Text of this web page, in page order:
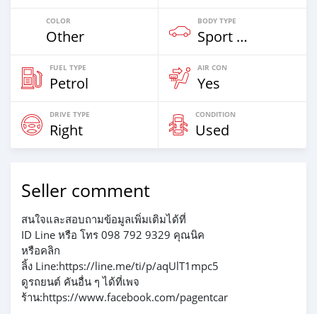
COLOR
Other
BODY TYPE
Sport Car
FUEL TYPE
Petrol
AIR CON
Yes
DRIVE TYPE
Right
CONDITION
Used
Seller comment
สนใจและสอบถามข้อมูลเพิ่มเติมได้ที่
ID Line หรือ โทร 098 792 9329 คุณนิค
หรือคลิก
ลิ้ง Line:https://line.me/ti/p/aqUlT1mpc5
ดูรถยนต์ คันอื่น ๆ ได้ที่เพจ
ร้าน:https://www.facebook.com/pagentcar